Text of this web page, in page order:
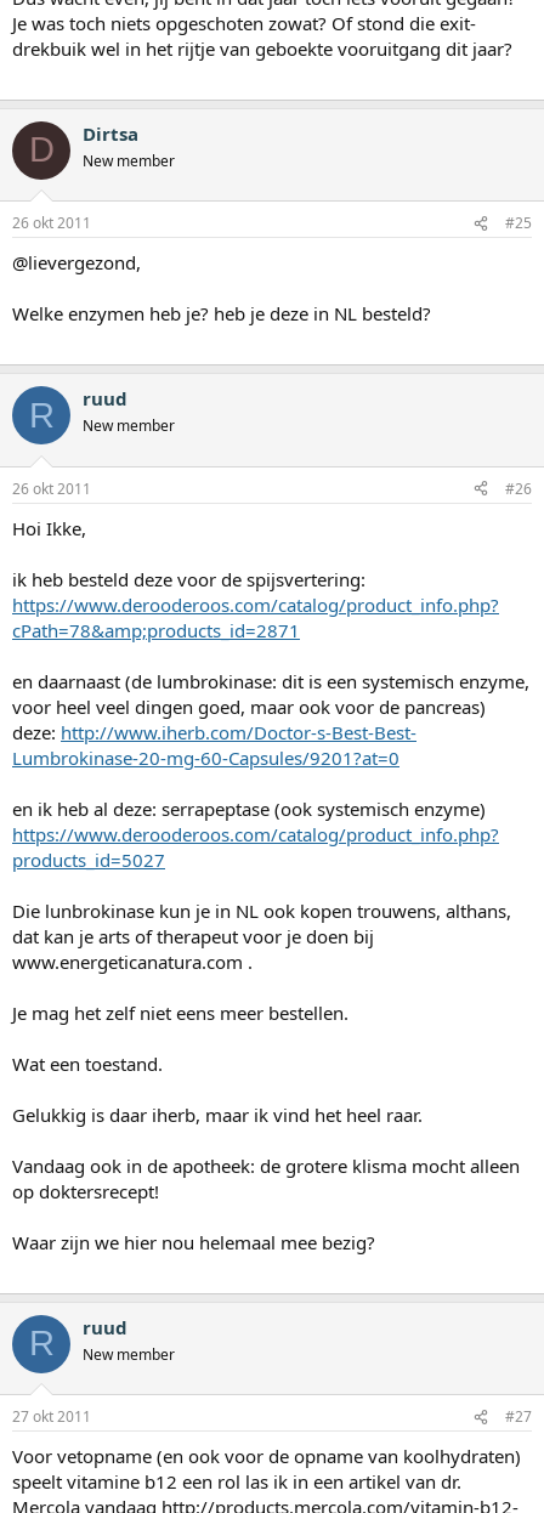
Je was toch niets opgeschoten zowat? Of stond die exit-
drekbuik wel in het rijtje van geboekte vooruitgang dit jaar?
D Dirtsa
New member
26 okt 2011 #25
@lievergezond,
Welke enzymen heb je? heb je deze in NL besteld?
R ruud
New member
26 okt 2011 #26
Hoi Ikke,
ik heb besteld deze voor de spijsvertering:
https://www.derooderoos.com/catalog/product_info.php?
cPath=78&amp;products_id=2871
en daarnaast (de lumbrokinase: dit is een systemisch enzyme,
voor heel veel dingen goed, maar ook voor de pancreas)
deze: http://www.iherb.com/Doctor-s-Best-Best-
Lumbrokinase-20-mg-60-Capsules/9201?at=0
en ik heb al deze: serrapeptase (ook systemisch enzyme)
https://www.derooderoos.com/catalog/product_info.php?
products_id=5027
Die lunbrokinase kun je in NL ook kopen trouwens, althans,
dat kan je arts of therapeut voor je doen bij
www.energeticanatura.com .
Je mag het zelf niet eens meer bestellen.
Wat een toestand.
Gelukkig is daar iherb, maar ik vind het heel raar.
Vandaag ook in de apotheek: de grotere klisma mocht alleen
op doktersrecept!
Waar zijn we hier nou helemaal mee bezig?
R ruud
New member
27 okt 2011 #27
Voor vetopname (en ook voor de opname van koolhydraten)
speelt vitamine b12 een rol las ik in een artikel van dr.
Mercola vandaag http://products.mercola.com/vitamin-b12-